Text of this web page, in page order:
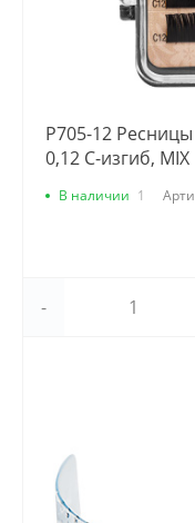
Р705-12
0,12 С-изгиб, MIX
В наличии 1
-